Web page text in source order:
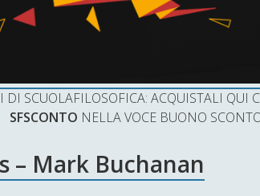
DI SCUOLAFILOSOFICA: ACQUISTALI
SFSCONTO NELLA VOCE BUONO
– Mark Buchanan